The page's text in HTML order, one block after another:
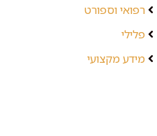
רפואי וספורט
פלילי
מידע מקצועי